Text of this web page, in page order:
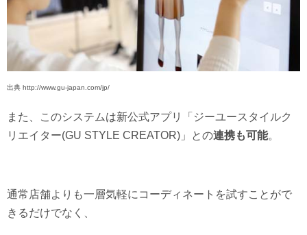
出典 http://www.gu-japan.com/jp/
また、このシステムは新公式アプリ「ジーユースタイルク
リエイター(GU STYLE CREATOR)」との連携も可能。
通常店舗よりも一層気軽にコーディネートを試すことがで
きるだけでなく、